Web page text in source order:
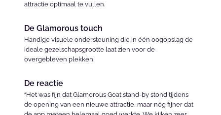
attractie optimaal te vullen.
De Glamorous touch
Handige visuele ondersteuning die in één oogopslag de
ideale gezelschapsgrootte laat zien voor de
overgebleven plekken.
De reactie
“Het was fijn dat Glamorous Goat stand-by stond tijdens
de opening van een nieuwe attractie, maar nóg fijner dat